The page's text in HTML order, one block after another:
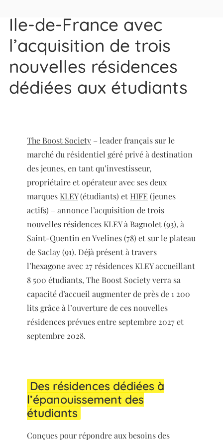
Ile-de-France avec
l’acquisition de trois
nouvelles résidences
dédiées aux étudiants
The Boost Society – leader français sur le
marché du résidentiel géré privé à destination
des jeunes, en tant qu’investisseur,
propriétaire et opérateur avec ses deux
marques KLEY(étudiants) et HIFE (jeunes
actifs) – annonce l’acquisition de trois
nouvelles résidences KLEY à Bagnolet (93), à
Saint-Quentin en Yvelines (78) et sur le plateau
de Saclay (91). Déjà présent à travers
l’hexagone avec 27 résidences KLEY accueillant
8 500 étudiants, The Boost Society verra sa
capacité d’accueil augmenter de près de 1 200
lits grâce à l’ouverture de ces nouvelles
résidences prévues entre septembre 2027 et
septembre 2028.
Des résidences dédiées à
l’épanouissement des
étudiants
Conçues pour répondre aux besoins des